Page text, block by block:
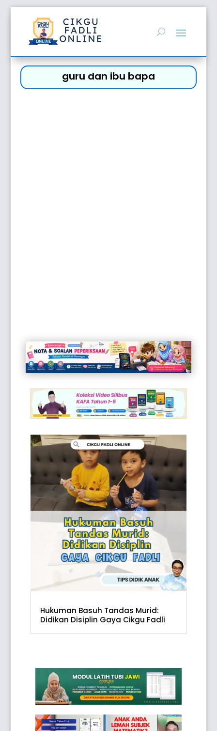
guru dan ibu bapa
Hukuman Basuh Tandas Murid:
Didikan Disiplin Gaya Cikgu Fadli